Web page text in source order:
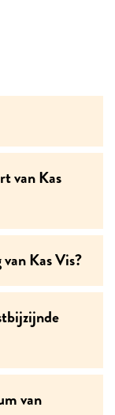
van Kas
Kas Vis?
van